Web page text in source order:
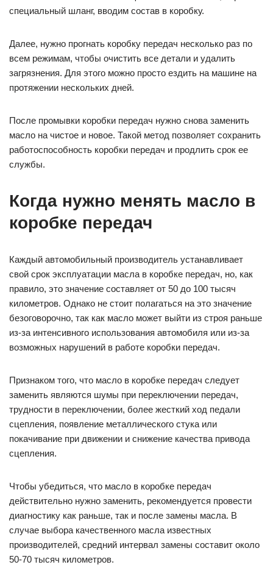
специальный шланг, вводим состав в коробку.
Далее, нужно прогнать коробку передач несколько раз по
всем режимам, чтобы очистить все детали и удалить
загрязнения. Для этого можно просто ездить на машине на
протяжении нескольких дней.
После промывки коробки передач нужно снова заменить
масло на чистое и новое. Такой метод позволяет сохранить
работоспособность коробки передач и продлить срок ее
службы.
Когда нужно менять масло в
коробке передач
Каждый автомобильный производитель устанавливает
свой срок эксплуатации масла в коробке передач, но, как
правило, это значение составляет от 50 до 100 тысяч
километров. Однако не стоит полагаться на это значение
безоговорочно, так как масло может выйти из строя раньше
из-за интенсивного использования автомобиля или из-за
возможных нарушений в работе коробки передач.
Признаком того, что масло в коробке передач следует
заменить являются шумы при переключении передач,
трудности в переключении, более жесткий ход педали
сцепления, появление металлического стука или
покачивание при движении и снижение качества привода
сцепления.
Чтобы убедиться, что масло в коробке передач
действительно нужно заменить, рекомендуется провести
диагностику как раньше, так и после замены масла. В
случае выбора качественного масла известных
производителей, средний интервал замены составит около
50-70 тысяч километров.